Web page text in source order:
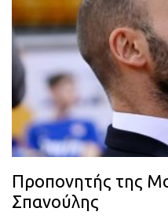
Προπονητής της
Σπανούλης